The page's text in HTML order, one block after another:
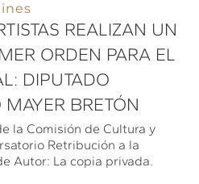
REALIZAN UN
ORDEN PARA EL
DIPUTADO
BRETÓN
la Comisión de Cultura y
Retribución a la
Autor: La copia privada.